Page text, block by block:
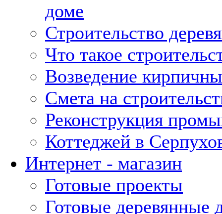
доме
Строительство
Что такое
Возведение
Смета на
Реконструкция
Коттеджей в
Интернет - магазин
Готовые проекты
Готовые деревянные